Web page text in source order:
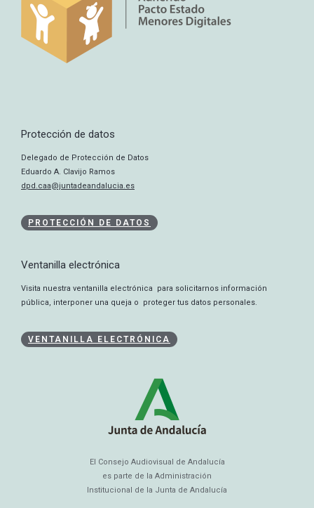
Protección de datos
Delegado de Protección de Datos
Eduardo A. Clavijo Ramos
dpd.caa@juntadeandalucia.es
PROTECCIÓN DE DATOS
Ventanilla electrónica
Visita nuestra ventanilla electrónica para solicitarnos información
pública, interponer una queja o proteger tus datos personales.
VENTANILLA ELECTRÓNICA
El Consejo Audiovisual de Andalucía
es parte de la Administración
Institucional de la Junta de Andalucía